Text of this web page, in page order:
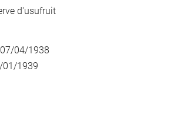
d'usufruit
04/1938
01/1939